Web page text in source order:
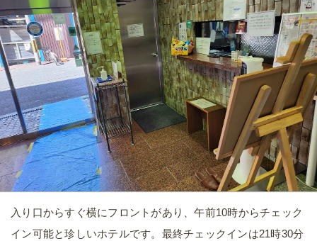
入り口からすぐ横にフロントがあり、午前10時からチェック
イン可能と珍しいホテルです。最終チェックインは21時30分